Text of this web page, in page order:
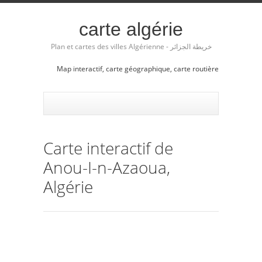
carte algérie
Plan et cartes des villes Algérienne - خريطة الجزائر
Map interactif, carte géographique, carte routière
Carte interactif de
Anou-I-n-Azaoua,
Algérie